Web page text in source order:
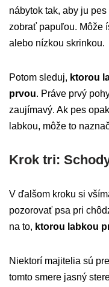
nábytok tak, aby ju
zobrať papuľou. Môže
alebo nízkou skrinkou.
Potom sleduj, ktorou
prvou. Práve prvý
zaujímavý. Ak pes
labkou, môže to
Krok tri:
V ďalšom kroku si
pozorovať psa pri
na to, ktorou labkou
Niektorí majitelia sú
tomto smere jasný